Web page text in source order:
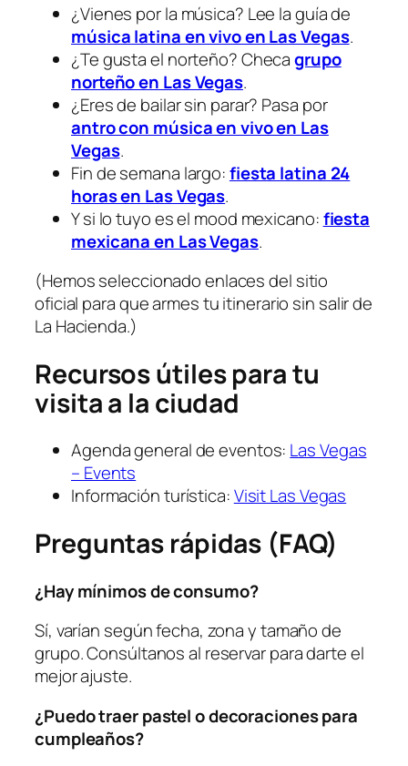
¿Vienes por la música? Lee la guía de
música latina en vivo en Las Vegas.
¿Te gusta el norteño? Checagrupo
norteño en Las Vegas.
¿Eres de bailar sin parar? Pasa por
antro con música en vivo en Las
Vegas.
Fin de semana largo:fiesta latina 24
horas en Las Vegas.
Y si lo tuyo es el mood mexicano:fiesta
mexicana en Las Vegas.
(Hemos seleccionado enlaces del sitio
oficial para que armes tu itinerario sin salir de
La Hacienda.)
Recursos útiles para tu
visita a la ciudad
Agenda general de eventos: Las Vegas
– Events
Información turística:Visit Las Vegas
Preguntas rápidas (FAQ)
¿Hay mínimos de consumo?
Sí, varían según fecha, zona y tamaño de
grupo. Consúltanos al reservar para darte el
mejor ajuste.
¿Puedo traer pastel o decoraciones para
cumpleaños?